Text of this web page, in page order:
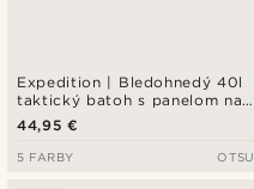
Expedition | Bledohnedý 40l
taktický batoh s panelom na
nášivky
44,95 €
5 FARBY OTSU